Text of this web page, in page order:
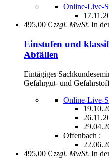
Online-Live-
495,00 € zzgl. MwSt. In
Einstufen und
Abfällen
Eintägiges
Gefahrgut- und
Online-Live-
Offenbach :
495,00 € zzgl. MwSt. In